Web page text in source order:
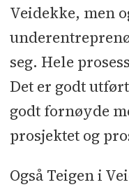
Veidekke, men
seg. Hele
Det er godt
godt fornøyde
prosjektet og
Også Teigen i